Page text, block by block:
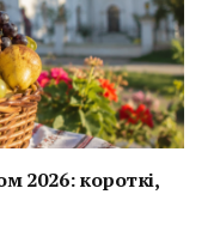
2026: короткі,